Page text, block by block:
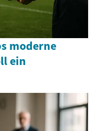
moderne
ein